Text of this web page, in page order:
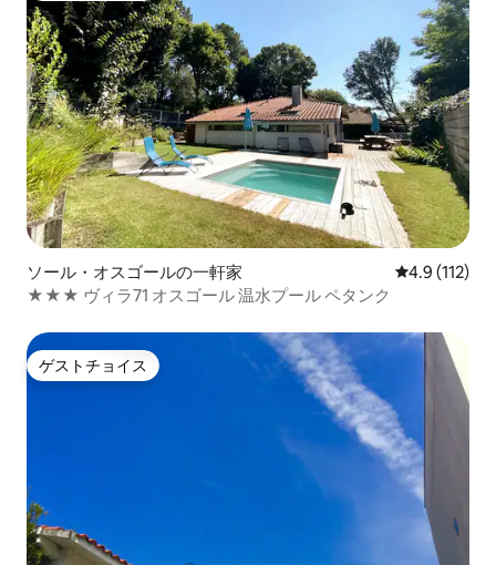
ソール・オスゴールの一軒家 レビュー112
4.9 (112)
★★★ ヴィラ71 オスゴール 温水プール ペタンク
ゲストチョイス
ゲストチョイス